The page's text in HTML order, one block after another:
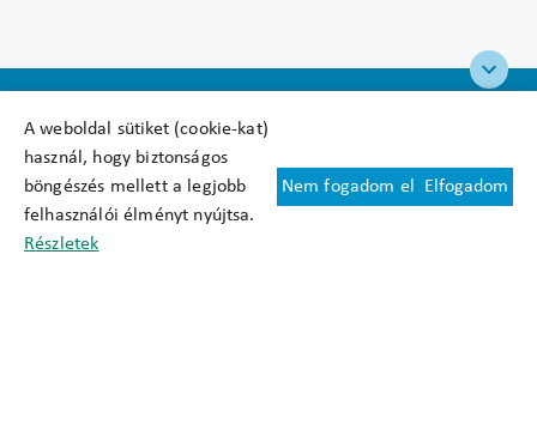
A weboldal sütiket (cookie-kat)
használ, hogy biztonságos
böngészés mellett a legjobb
felhasználói élményt nyújtsa.
Részletek
Nem fogadom el Elfogadom
Felhasználási feltételek